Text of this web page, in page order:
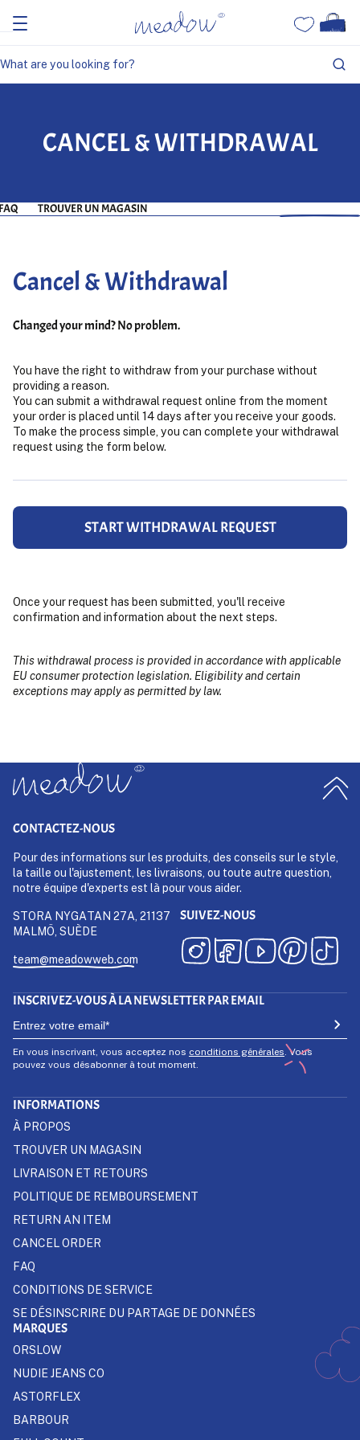
CANCEL & WITHDRAWAL
TROUVER UN MAGASIN
Cancel & Withdrawal
Changed your mind? No problem.
You have the right to withdraw from your purchase without
providing a reason.
You can submit a withdrawal request online from the moment
your order is placed until 14 days after you receive your goods.
To make the process simple, you can complete your withdrawal
request using the form below.
START WITHDRAWAL REQUEST
Once your request has been submitted, you'll receive
confirmation and information about the next steps.
This withdrawal process is provided in accordance with applicable
EU consumer protection legislation. Eligibility and certain
exceptions may apply as permitted by law.
CONTACTEZ-NOUS
Pour des informations sur les produits, des conseils sur le style,
la taille ou l'ajustement, les livraisons, ou toute autre question,
notre équipe d'experts est là pour vous aider.
STORA NYGATAN 27A, 21137
MALMÖ, SUÈDE
team@meadowweb.com
SUIVEZ-NOUS
INSCRIVEZ-VOUS À LA NEWSLETTER PAR EMAIL
En vous inscrivant, vous acceptez nos conditions générales. Vous
pouvez vous désabonner à tout moment.
INFORMATIONS
À PROPOS
TROUVER UN MAGASIN
LIVRAISON ET RETOURS
POLITIQUE DE REMBOURSEMENT
RETURN AN ITEM
CANCEL ORDER
FAQ
CONDITIONS DE SERVICE
SE DÉSINSCRIRE DU PARTAGE DE DONNÉES
MARQUES
ORSLOW
NUDIE JEANS CO
ASTORFLEX
BARBOUR